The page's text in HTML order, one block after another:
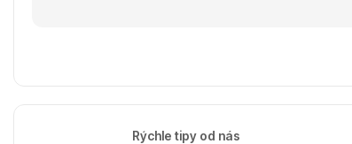
Rýchle tipy od nás